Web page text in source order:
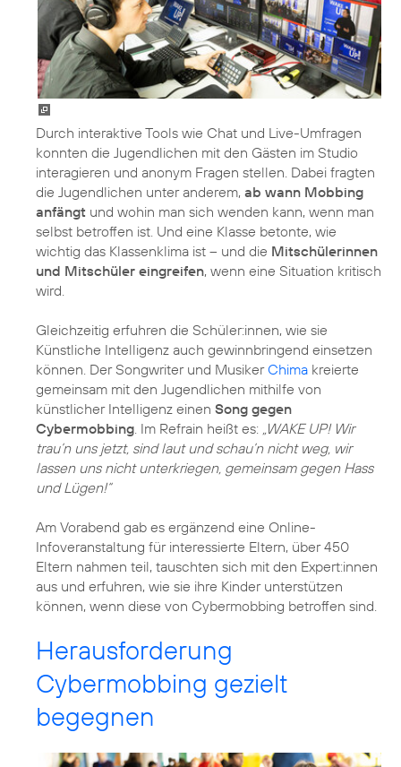
Durch interaktive Tools wie Chat und Live-Umfragen
konnten die Jugendlichen mit den Gästen im Studio
interagieren und anonym Fragen stellen. Dabei fragten
die Jugendlichen unter anderem, ab wann Mobbing
anfängt und wohin man sich wenden kann, wenn man
selbst betroffen ist. Und eine Klasse betonte, wie
wichtig das Klassenklima ist – und die Mitschülerinnen
und Mitschüler eingreifen, wenn eine Situation kritisch
wird.
Gleichzeitig erfuhren die Schüler:innen, wie sie
Künstliche Intelligenz auch gewinnbringend einsetzen
können. Der Songwriter und MusikerChima kreierte
gemeinsam mit den Jugendlichen mithilfe von
künstlicher Intelligenz einen Song gegen
Cybermobbing. Im Refrain heißt es: „WAKE UP! Wir
trau’n uns jetzt, sind laut und schau’n nicht weg, wir
lassen uns nicht unterkriegen, gemeinsam gegen Hass
und Lügen!“
Am Vorabend gab es ergänzend eine Online-
Infoveranstaltung für interessierte Eltern, über 450
Eltern nahmen teil, tauschten sich mit den Expert:innen
aus und erfuhren, wie sie ihre Kinder unterstützen
können, wenn diese von Cybermobbing betroffen sind.
Herausforderung
Cybermobbing gezielt
begegnen